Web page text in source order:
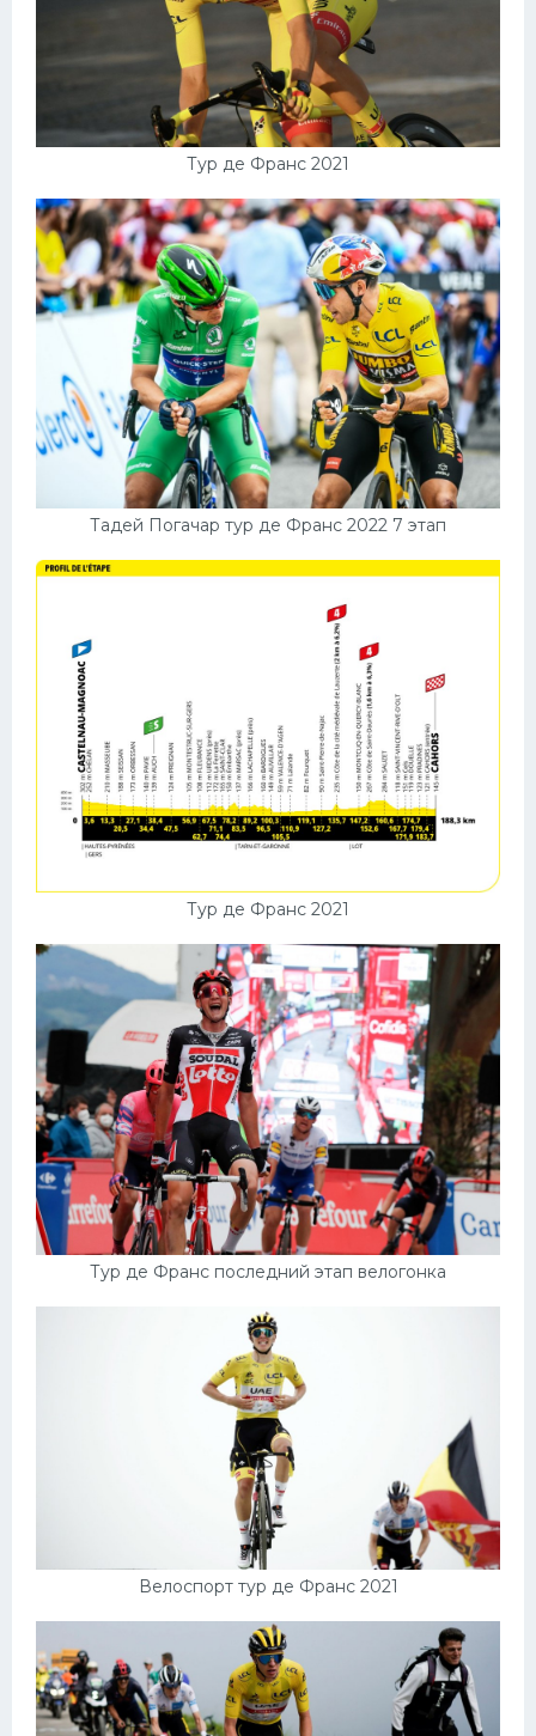
Тур де Франс 2021
Тадей Погачар тур де Франс 2022 7 этап
Тур де Франс 2021
Тур де Франс последний этап велогонка
Велоспорт тур де Франс 2021